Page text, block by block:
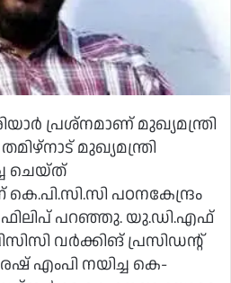
പ്രശ്നമാണ് മുഖ്യമന്ത്രി
മുഖ്യമന്ത്രി
ചെയ്ത്
പഠനകേന്ദ്രം
ഫിലിപ് പറഞ്ഞു. യു.ഡി.എഫ്
വര്‍ക്കിങ് പ്രസിഡന്റ്
എംപി നയിച്ച കെ-